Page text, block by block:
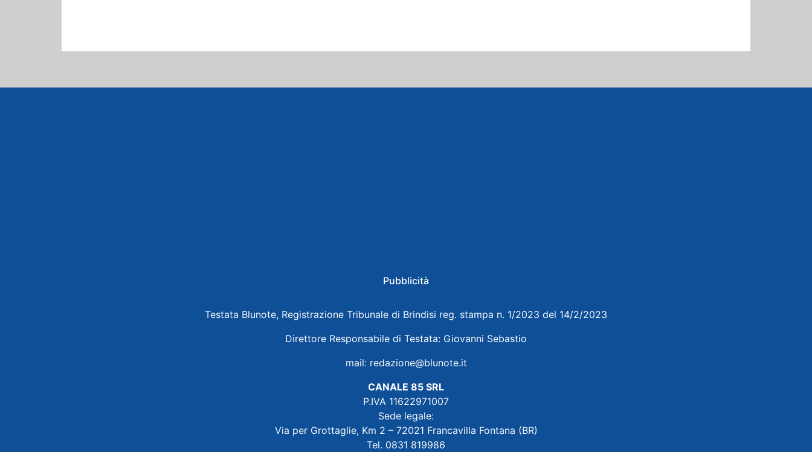
Pubblicità
Testata Blunote, Registrazione Tribunale di Brindisi reg. stampa n. 1/2023 del 14/2/2023
Direttore Responsabile di Testata: Giovanni Sebastio
mail: redazione@blunote.it
CANALE 85 SRL
P.IVA 11622971007
Sede legale:
Via per Grottaglie, Km 2 – 72021 Francavilla Fontana (BR)
Tel. 0831 819986